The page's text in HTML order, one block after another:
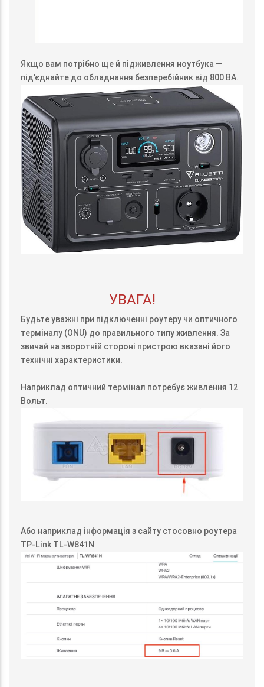
Якщо вам потрібно ще й підживлення ноутбука —
під’єднайте до обладнання безперебійник від 800 ВА.
УВАГА!
Будьте уважні при підключенні роутеру чи оптичного
терміналу (ONU) до правильного типу живлення. За
звичай на зворотній стороні пристрою вказані його
технічні характеристики.
Наприклад оптичний термінал потребує живлення 12
Вольт.
Або наприклад інформація з сайту стосовно роутера
TP-Link TL-W841N